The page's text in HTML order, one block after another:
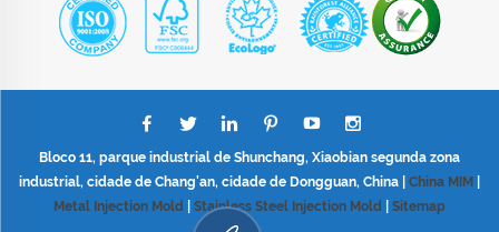
Bloco 11, parque industrial de Shunchang, Xiaobian segunda zona
industrial, cidade de Chang'an, cidade de Dongguan, China | China MIM
Metal Injection Mold
Stainless Steel Injection Mold Sitemap